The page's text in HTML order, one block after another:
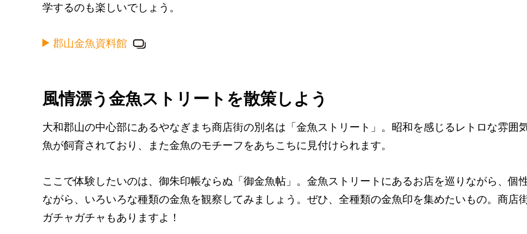
学するのも楽しいでしょう。
郡山金魚資料館
風情漂う金魚ストリートを散策しよう
大和郡山の中心部にあるやなぎまち商店街の別名は「金魚ストリート」。昭和を感じるレトロな雰囲
魚が飼育されており、また金魚のモチーフをあちこちに見付けられます。
ここで体験したいのは、御朱印帳ならぬ「御金魚帖」。金魚ストリートにあるお店を巡りながら、個
ながら、いろいろな種類の金魚を観察してみましょう。ぜひ、全種類の金魚印を集めたいもの。商店
ガチャガチャもありますよ！